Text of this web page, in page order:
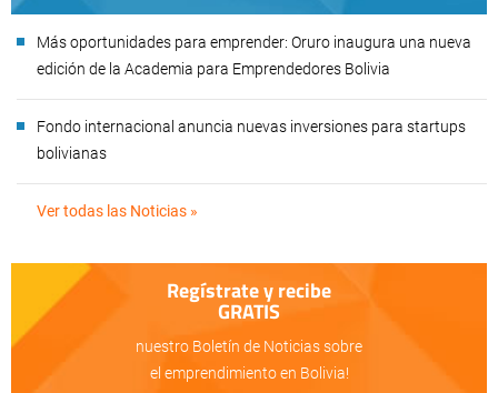
Más oportunidades para emprender: Oruro inaugura una nueva
edición de la Academia para Emprendedores Bolivia
Fondo internacional anuncia nuevas inversiones para startups
bolivianas
Ver todas las Noticias »
Regístrate y recibe
GRATIS
nuestro Boletín de Noticias sobre
el emprendimiento en Bolivia!